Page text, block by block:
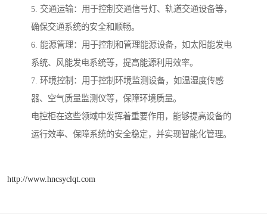
5. 交通运输：用于控制交通信号灯、轨道交通设备等，
确保交通系统的安全和顺畅。
6. 能源管理：用于控制和管理能源设备，如太阳能发电
系统、风能发电系统等，提高能源利用效率。
7. 环境控制：用于控制环境监测设备，如温湿度传感
器、空气质量监测仪等，保障环境质量。
电控柜在这些领域中发挥着重要作用，能够提高设备的
运行效率、保障系统的安全稳定，并实现智能化管理。
http://www.hncsyclqt.com